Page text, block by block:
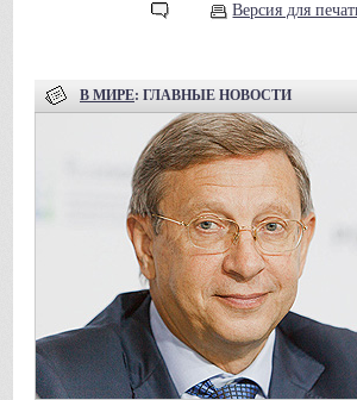
Версия для
В МИРЕ: ГЛАВНЫЕ НОВОСТИ